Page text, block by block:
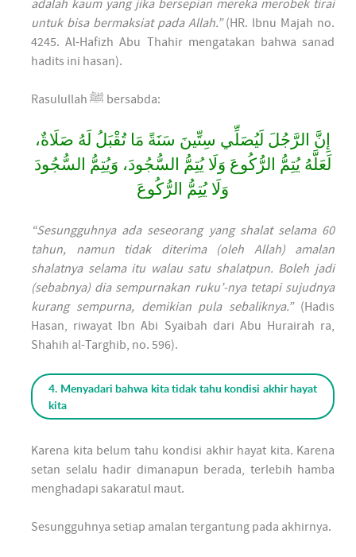
adalah kaum yang jika bersepian mereka merobek tirai
untuk bisa bermaksiat pada Allah.”(HR. Ibnu Majah no.
4245. Al-Hafizh Abu Thahir mengatakan bahwa sanad
hadits ini hasan).
Rasulullah ﷺ bersabda:
إِنَّ الرَّجُلَ لَيُصَلِّي سِتِّينَ سَنَةً مَا تُقْبَلُ لَهُ صَلَاةٌ،
لَعَلَّهُ يُتِمُّ الرُّكُوعَ وَلَا يُتِمُّ السُّجُودَ، وَيُتِمُّ السُّجُودَ
وَلَا يُتِمُّ الرُّكُوعَ
“Sesungguhnya ada seseorang yang shalat selama 60
tahun, namun tidak diterima (oleh Allah) amalan
shalatnya selama itu walau satu shalatpun. Boleh jadi
(sebabnya) dia sempurnakan ruku’-nya tetapi sujudnya
kurang sempurna, demikian pula sebaliknya.”(Hadis
Hasan, riwayat Ibn Abi Syaibah dari Abu Hurairah ra,
Shahih al-Targhib, no. 596).
4. Menyadari bahwa kita tidak tahu kondisi akhir hayat
kita
Karena kita belum tahu kondisi akhir hayat kita. Karena
setan selalu hadir dimanapun berada, terlebih hamba
menghadapi sakaratul maut.
Sesungguhnya setiap amalan tergantung pada akhirnya.